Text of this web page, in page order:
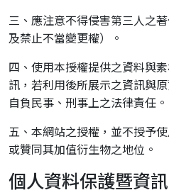
三、應注意不得侵害第三人之
及禁止不當變更權）。
四、使用本授權提供之資料與
訊，若利用後所展示之資訊與
自負民事、刑事上之法律責任。
五、本網站之授權，並不授予
或贊同其加值衍生物之地位。
個人資料保護暨資